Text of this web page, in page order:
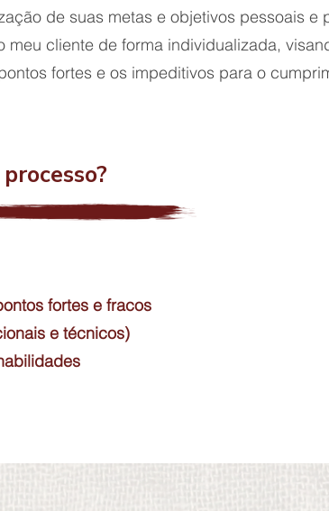
de suas metas e objetivos pessoais e
cliente de forma individualizada,
fortes e os impeditivos para o
fortes e fracos
e técnicos)